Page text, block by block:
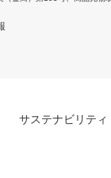
サステナビリティ